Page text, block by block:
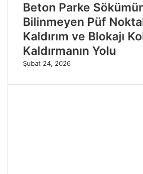
Beton Parke
Bilinmeyen Püf
Kaldırım ve Blokajı
Kaldırmanın Yolu
Şubat 24, 2026